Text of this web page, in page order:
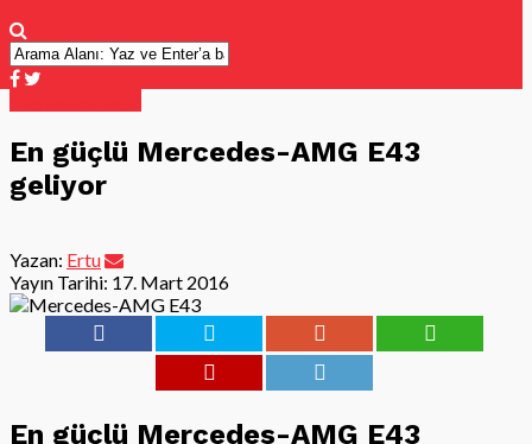
En güçlü Mercedes-AMG E43
geliyor
Yazan: Ertu
Yayın Tarihi: 17. Mart 2016
En güçlü Mercedes-AMG E43